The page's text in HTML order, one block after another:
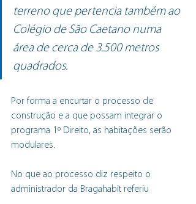
terreno que pertencia também ao
Colégio de São Caetano numa
área de cerca de 3.500 metros
quadrados.
Por forma a encurtar o processo de
construção e a que possam integrar o
programa 1º Direito, as habitações serão
modulares.
No que ao processo diz respeito o
administrador da Bragahabit referiu